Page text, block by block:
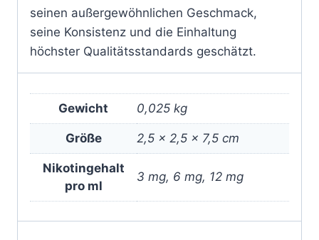
seinen außergewöhnlichen Geschmack,
seine Konsistenz und die Einhaltung
höchster Qualitätsstandards geschätzt.
Gewicht 0,025 kg
Größe 2,5 × 2,5 × 7,5 cm
Nikotingehalt
pro ml
3 mg, 6 mg, 12 mg